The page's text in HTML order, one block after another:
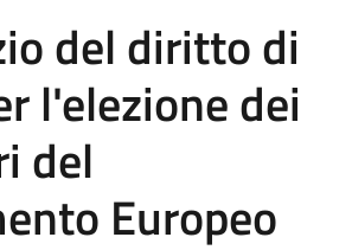
del diritto di
l'elezione dei
del
Europeo